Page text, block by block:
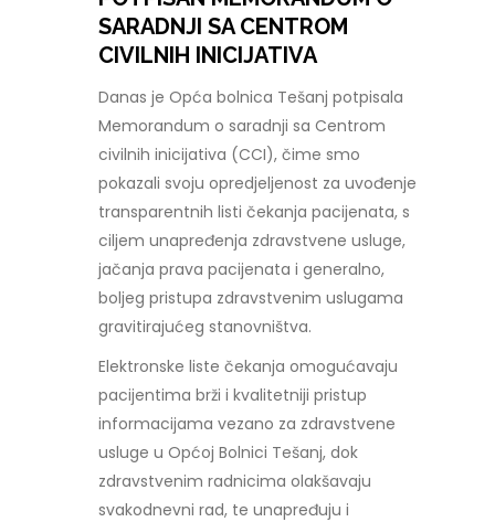
SARADNJI SA CENTROM
CIVILNIH INICIJATIVA
Danas je Opća bolnica Tešanj potpisala
Memorandum o saradnji sa Centrom
civilnih inicijativa (CCI), čime smo
pokazali svoju opredjeljenost za uvođenje
transparentnih listi čekanja pacijenata, s
ciljem unapređenja zdravstvene usluge,
jačanja prava pacijenata i generalno,
boljeg pristupa zdravstvenim uslugama
gravitirajućeg stanovništva.
Elektronske liste čekanja omogućavaju
pacijentima brži i kvalitetniji pristup
informacijama vezano za zdravstvene
usluge u Općoj Bolnici Tešanj, dok
zdravstvenim radnicima olakšavaju
svakodnevni rad, te unapređuju i